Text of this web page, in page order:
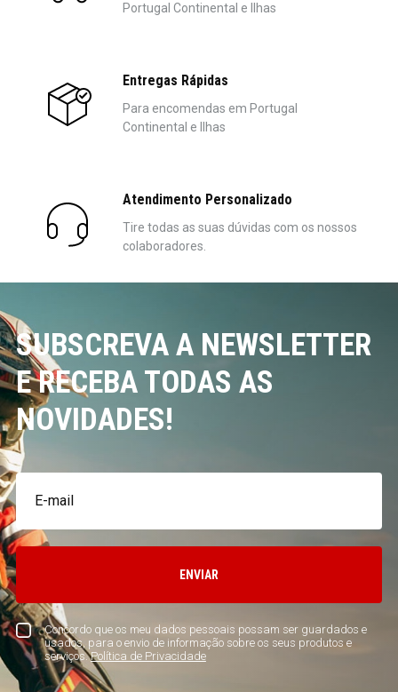
Portugal Continental e Ilhas
Entregas Rápidas
Para encomendas em Portugal
Continental e Ilhas
Atendimento Personalizado
Tire todas as suas dúvidas com os nossos
colaboradores.
SUBSCREVA A NEWSLETTER
E RECEBA TODAS AS
NOVIDADES!
Concordo que os meu dados pessoais possam ser guardados e
usados, para o envio de informação sobre os seus produtos e
serviços.Política de Privacidade
ENVIAR